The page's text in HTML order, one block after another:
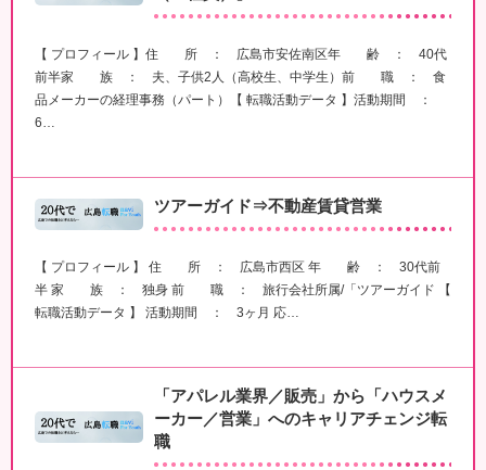
【 プロフィール 】住 所 ： 広島市安佐南区年 齢 ： 40代
前半家 族 ： 夫、子供2人（高校生、中学生）前 職 ： 食
品メーカーの経理事務（パート）【 転職活動データ 】活動期間 ：
6…
ツアーガイド⇒不動産賃貸営業
【 プロフィール 】 住 所 ： 広島市西区 年 齢 ： 30代前
半 家 族 ： 独身 前 職 ： 旅行会社所属/「ツアーガイド 【
転職活動データ 】 活動期間 ： 3ヶ月 応…
「アパレル業界／販売」から「ハウスメ
ーカー／営業」へのキャリアチェンジ転
職